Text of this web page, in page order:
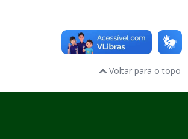
Voltar para o topo